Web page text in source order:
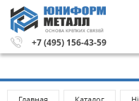
ОСНОВА КРЕПКИХ СВЯЗЕЙ
+7 (495) 156-43-59
рублей.Метизы и